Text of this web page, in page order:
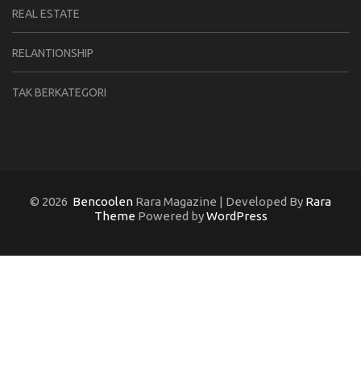
REAL ESTATE
RELANTIONSHIP
TAK BERKATEGORI
© 2026 Bencoolen Rara Magazine | Developed By Rara
Theme Powered byWordPress